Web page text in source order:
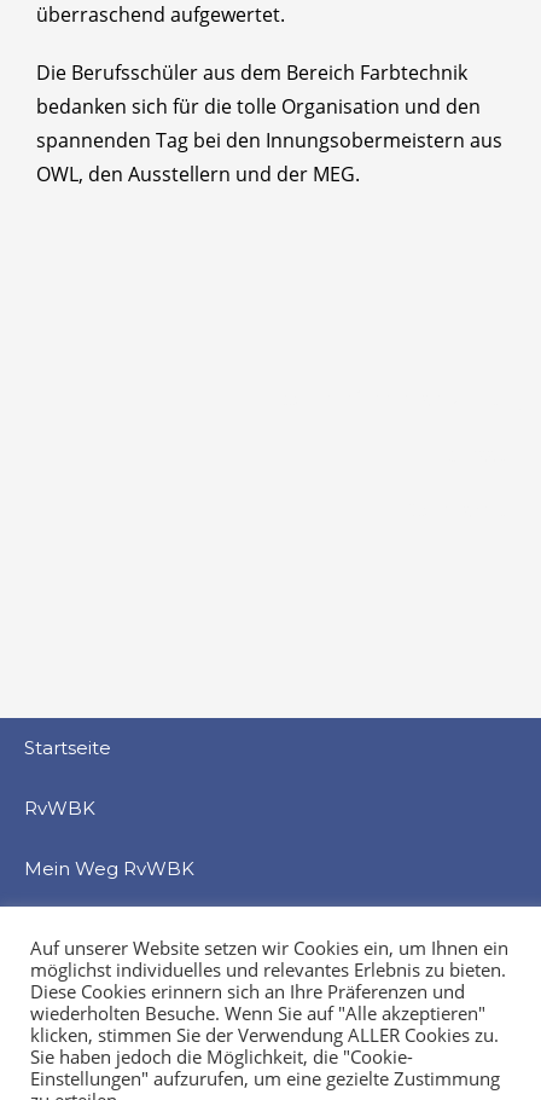
überraschend aufgewertet.
Die Berufsschüler aus dem Bereich Farbtechnik
bedanken sich für die tolle Organisation und den
spannenden Tag bei den Innungsobermeistern aus
OWL, den Ausstellern und der MEG.
Auf unserer Website setzen wir Cookies ein, um Ihnen ein
möglichst individuelles und relevantes Erlebnis zu bieten.
Diese Cookies erinnern sich an Ihre Präferenzen und
wiederholten Besuche. Wenn Sie auf "Alle akzeptieren"
klicken, stimmen Sie der Verwendung ALLER Cookies zu.
Sie haben jedoch die Möglichkeit, die "Cookie-
Einstellungen" aufzurufen, um eine gezielte Zustimmung
Startseite
RvWBK
Mein Weg RvWBK
Service
Veranstaltung